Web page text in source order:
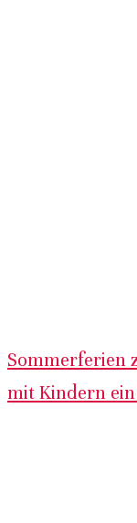
Sommerferien
mit Kindern